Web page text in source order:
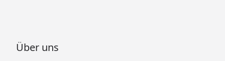
Über uns